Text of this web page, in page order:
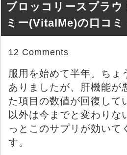
ブロッコリースプラ
ミー(VitalMe)の口コミ
12 Comments
服用を始めて半年。ちょ
ありましたが、肝機能が
た項目の数値が回復して
以外は今までと変わりな
っとこのサプリが効いて
す。